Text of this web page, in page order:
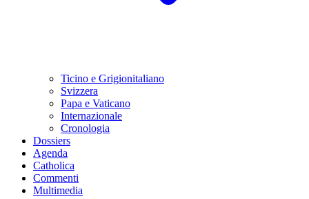
Ticino e Grigionitaliano
Svizzera
Papa e Vaticano
Internazionale
Cronologia
Dossiers
Agenda
Catholica
Commenti
Multimedia